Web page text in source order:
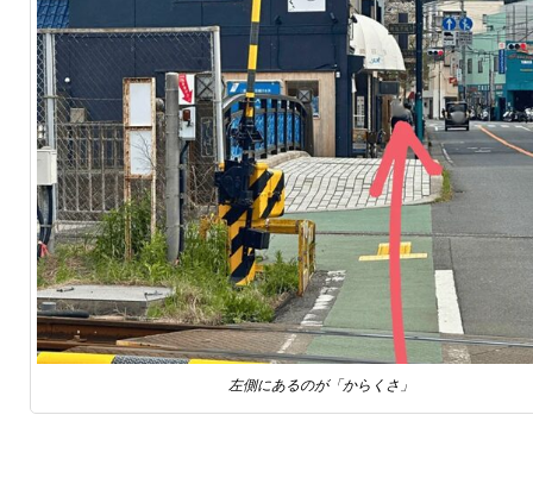
左側にあるのが「からくさ」